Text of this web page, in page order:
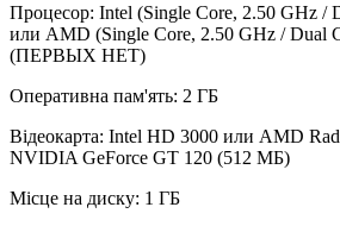
Процесор: Intel (Single Core, 2.50 GHz /
или AMD (Single Core, 2.50 GHz / Dual
(ПЕРВЫХ НЕТ)
Оперативна пам'ять: 2 ГБ
Відеокарта: Intel HD 3000 или AMD
NVIDIA GeForce GT 120 (512 МБ)
Місце на диску: 1 ГБ